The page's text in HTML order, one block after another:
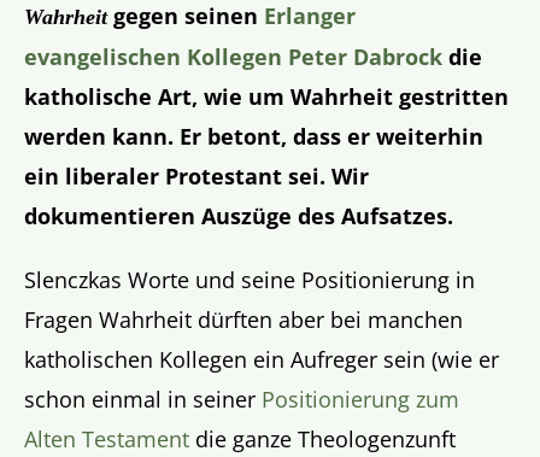
Wahrheitgegen seinen Erlanger
evangelischen Kollegen Peter Dabrock die
katholische Art, wie um Wahrheit gestritten
werden kann. Er betont, dass er weiterhin
ein liberaler Protestant sei. Wir
dokumentieren Auszüge des Aufsatzes.
Slenczkas Worte und seine Positionierung in
Fragen Wahrheit dürften aber bei manchen
katholischen Kollegen ein Aufreger sein (wie er
schon einmal in seiner Positionierung zum
Alten Testament die ganze Theologenzunft